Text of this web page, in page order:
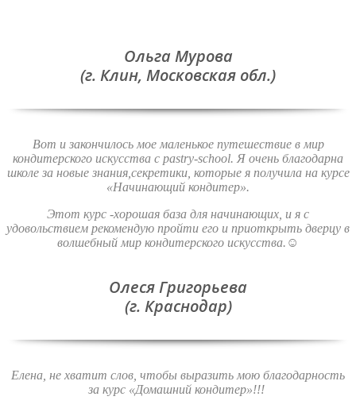
Ольга Мурова
(г. Клин, Московская обл.)
Вот и закончилось мое маленькое путешествие в мир
кондитерского искусства с pastry-school. Я очень благодарна
школе за новые знания,секретики, которые я получила на курсе
«Начинающий кондитер».
Этот курс -хорошая база для начинающих, и я с
удовольствием рекомендую пройти его и приоткрыть дверцу в
волшебный мир кондитерского искусства.☺️
Олеся Григорьева
(г. Краснодар)
Елена, не хватит слов, чтобы выразить мою благодарность
за курс «Домашний кондитер»!!!